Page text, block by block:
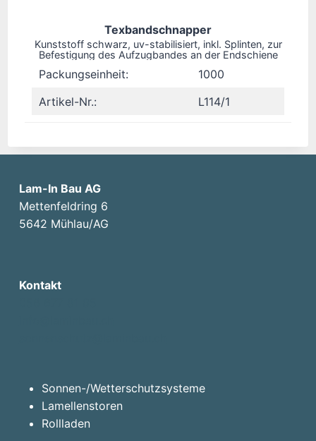
Texbandschnapper
Kunststoff schwarz, uv-stabilisiert, inkl. Splinten, zur
Befestigung des Aufzugbandes an der Endschiene
Packungseinheit:
1000
Artikel-Nr.:
L114/1
Lam-In Bau AG
Mettenfeldring 6
5642 Mühlau/AG
Kontakt
Sonnen-/Wetterschutzsysteme
Lamellenstoren
Rollladen